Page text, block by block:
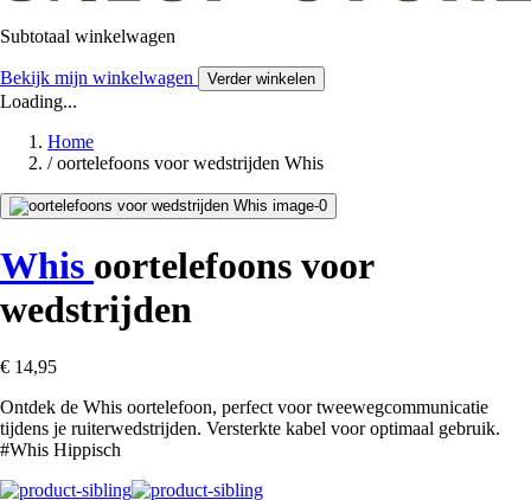
Subtotaal winkelwagen
Bekijk mijn winkelwagen Verder winkelen
Loading...
Home
/ oortelefoons voor wedstrijden Whis
Whis oortelefoons voor
wedstrijden
€ 14,95
Ontdek de Whis oortelefoon, perfect voor tweewegcommunicatie
tijdens je ruiterwedstrijden. Versterkte kabel voor optimaal gebruik.
#Whis Hippisch